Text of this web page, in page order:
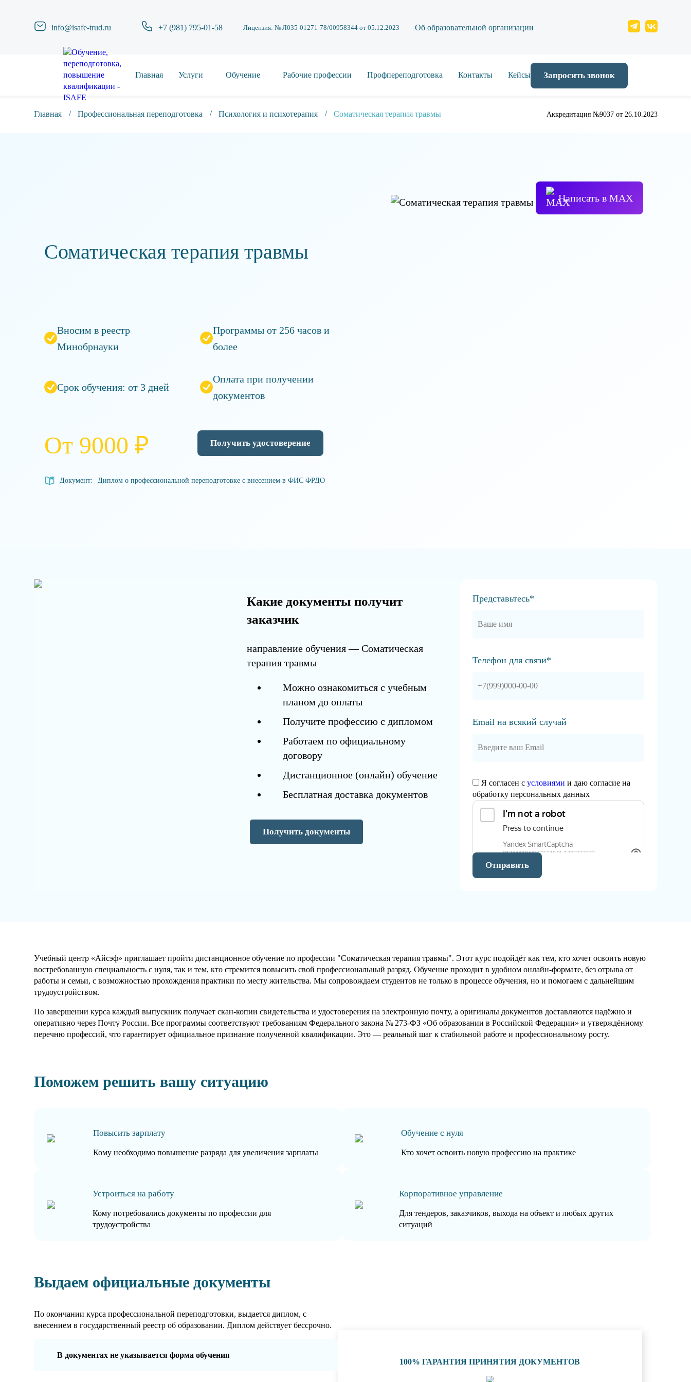
info@isafe-trud.ru +7 (981) 795-01-58 Лицензия: № Л035-01271-78/00958344 от 05.12.2023 Об образовательной организации
Главная Услуги Обучение Рабочие профессии Профпереподготовка Контакты Кейсы Запросить звонок
Главная Профессиональная переподготовка Психология и психотерапия Соматическая терапия травмы Аккредитация №9037 от 26.10.2023
Соматическая терапия травмы
Вносим в реестр
Минобрнауки
Программы от 256 часов и
более
Срок обучения: от 3 дней
Оплата при получении
документов
От 9000 ₽ Получить удостоверение
Написать в МАХ
Документ: Диплом о профессиональной переподготовке с внесением в ФИС ФРДО
Какие документы получит
заказчик
направление обучения — Соматическая
терапия травмы
Можно ознакомиться с учебным
планом до оплаты
Получите профессию с дипломом
Работаем по официальному
договору
Дистанционное (онлайн) обучение
Бесплатная доставка документов
Получить документы
Представьтесь*
Телефон для связи*
Email на всякий случай
Я согласен сусловиями и даю согласие на
обработку персональных данных
Отправить
Учебный центр «Айсэф» приглашает пройти дистанционное обучение по профессии "Соматическая терапия травмы". Этот курс подойдёт как тем, кто хочет освоить новую
востребованную специальность с нуля, так и тем, кто стремится повысить свой профессиональный разряд. Обучение проходит в удобном онлайн-формате, без отрыва от
работы и семьи, с возможностью прохождения практики по месту жительства. Мы сопровождаем студентов не только в процессе обучения, но и помогаем с дальнейшим
трудоустройством.
По завершении курса каждый выпускник получает скан-копии свидетельства и удостоверения на электронную почту, а оригиналы документов доставляются надёжно и
оперативно через Почту России. Все программы соответствуют требованиям Федерального закона № 273-ФЗ «Об образовании в Российской Федерации» и утверждённому
перечню профессий, что гарантирует официальное признание полученной квалификации. Это — реальный шаг к стабильной работе и профессиональному росту.
Поможем решить вашу ситуацию
Повысить зарплату
Кому необходимо повышение разряда для увеличения зарплаты
Обучение с нуля
Кто хочет освоить новую профессию на практике
Устроиться на работу
Кому потребовались документы по профессии для
трудоустройства
Корпоративное управление
Для тендеров, заказчиков, выхода на объект и любых других
ситуаций
Выдаем официальные документы
По окончании курса профессиональной переподготовки, выдается диплом, с
внесением в государственный реестр об образовании. Диплом действует бессрочно.
В документах не указывается форма обучения
100% ГАРАНТИЯ ПРИНЯТИЯ ДОКУМЕНТОВ